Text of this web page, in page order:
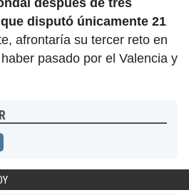
después de tres
disputó únicamente 21
afrontaría su tercer reto en
pasado por el Valencia y